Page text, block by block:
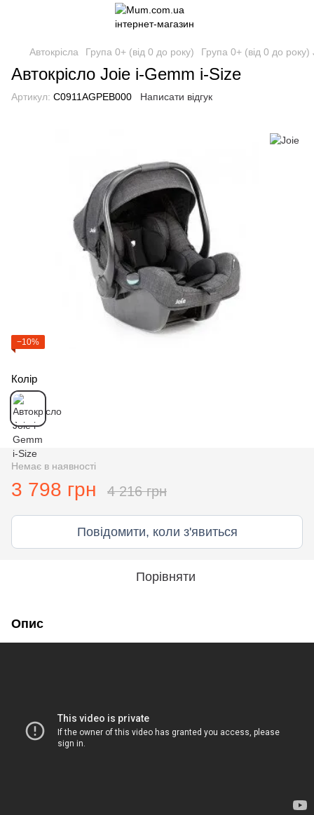
Автокрісла Група 0+ (від 0 до року) Група 0+ (від 0 до року)
Автокрісло Joie i-Gemm i-Size
Артикул: C0911AGPEB000 Написати відгук
−10%
Колір
Немає в наявності
3 798 грн 4 216 грн
Повідомити, коли з'явиться
Порівняти
Опис